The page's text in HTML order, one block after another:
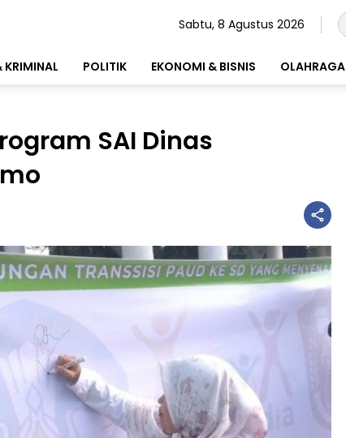
Sabtu, 8 Agustus 2026
KRIMINAL POLITIK EKONOMI & BISNIS OLAHRAGA
SAI Dinas